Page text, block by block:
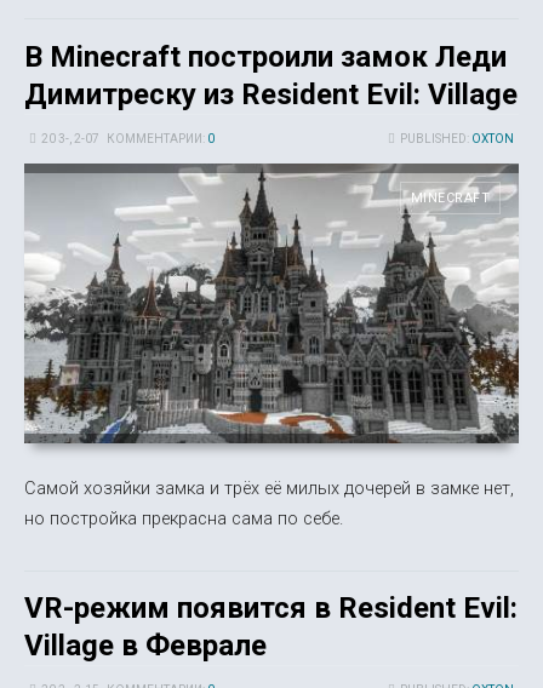
В Minecraft построили замок Леди
Димитреску из Resident Evil: Village
PUBLISHED: OXTON
20 3-, 2-07 КОММЕНТАРИИ: 0
MINECRAFT
Самой хозяйки замка и трёх её милых дочерей в замке нет,
но постройка прекрасна сама по себе.
VR-режим появится в Resident Evil:
Village в Феврале